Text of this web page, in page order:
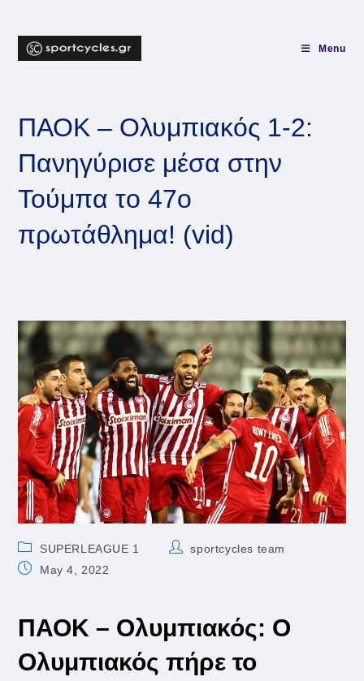
content
Menu
ΠΑΟΚ – Ολυμπιακός 1-2:
Πανηγύρισε μέσα στην
Τούμπα το 47ο
πρωτάθλημα! (vid)
Post
category:
SUPERLEAGUE 1
Postsportcycles team
PostMay 4, 2022
ΠΑΟΚ – Ολυμπιακός: Ο
Ολυμπιακός πήρε το